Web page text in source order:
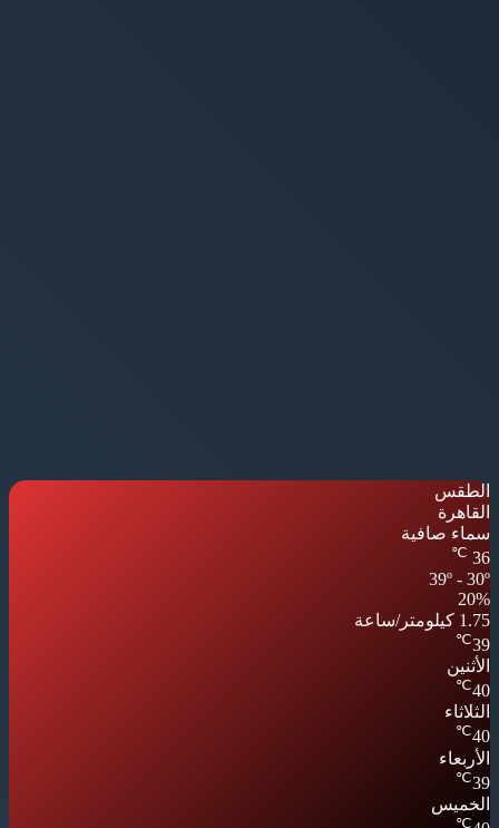
الطقس
القاهرة
سماء صافية
36
℃
39º - 30º
20%
1.75 كيلومتر/ساعة
39
℃
الأثنين
40
℃
الثلاثاء
40
℃
الأربعاء
39
℃
الخميس
℃